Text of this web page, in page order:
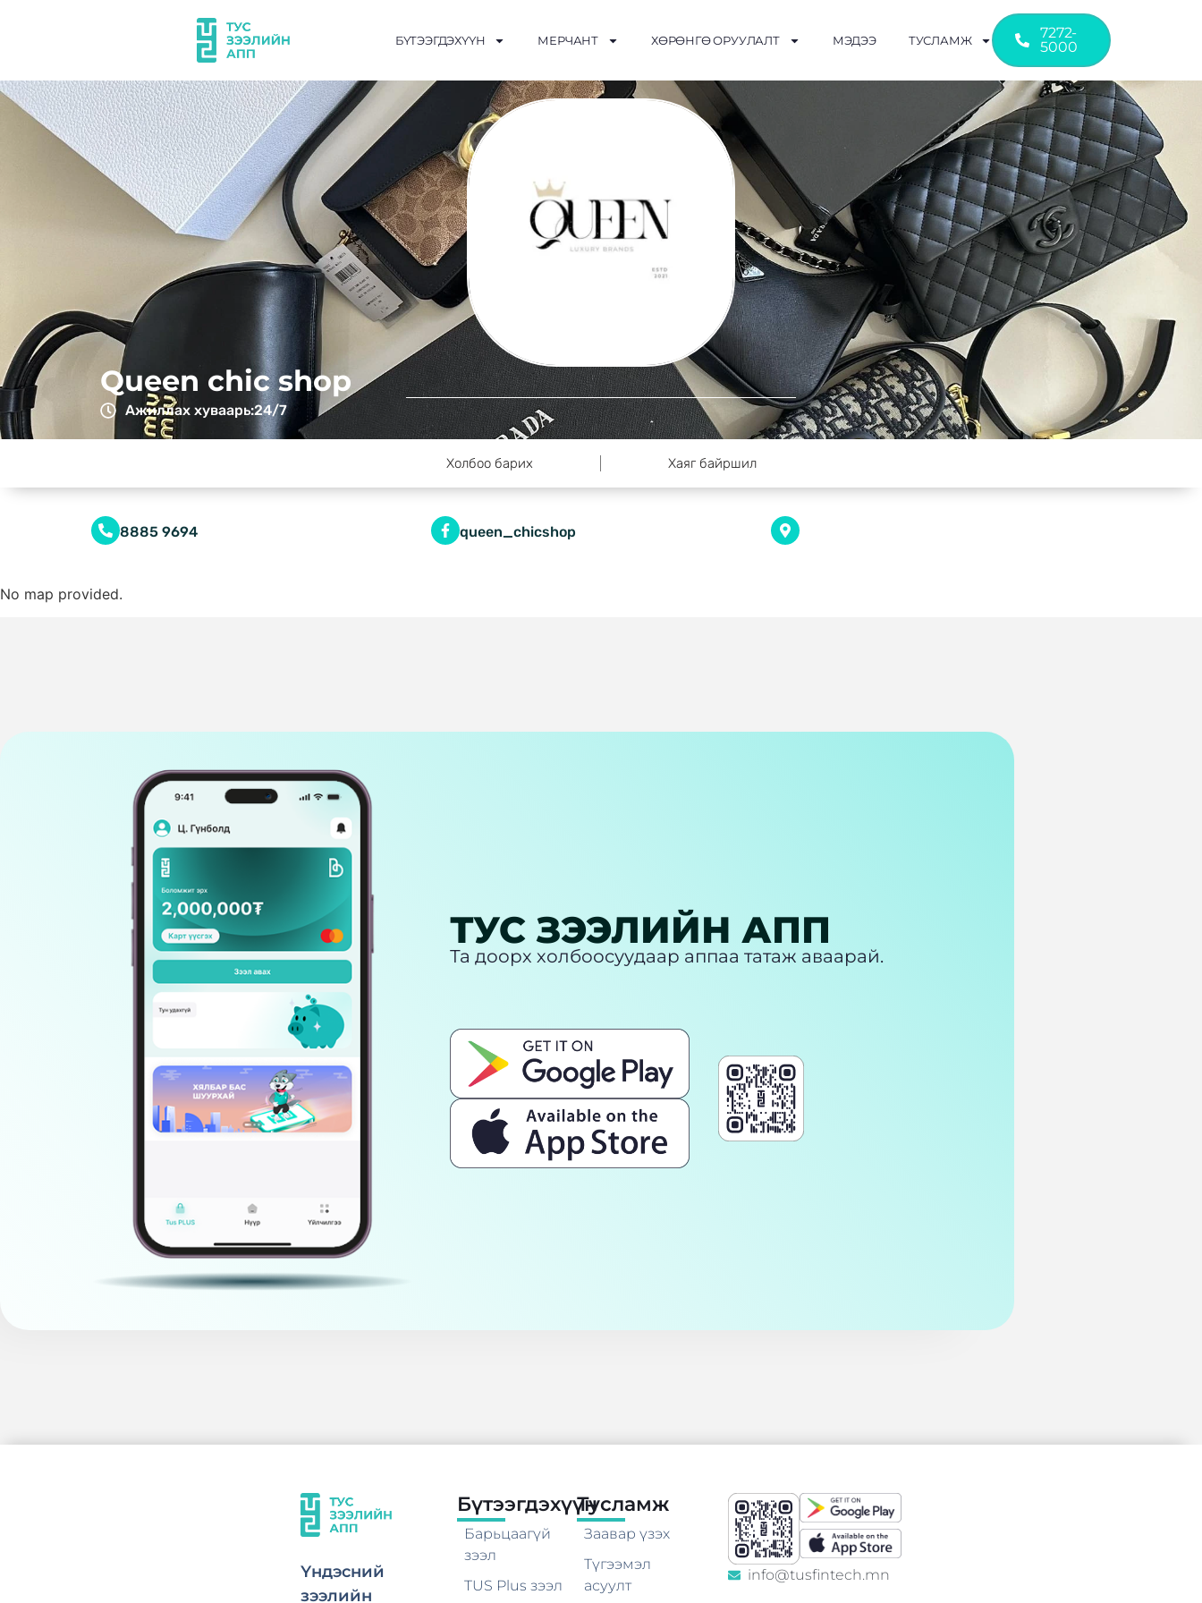
БҮТЭЭГДЭХҮҮН МЕРЧАНТ ХӨРӨНГӨ ОРУУЛАЛТ МЭДЭЭ ТУСЛАМЖ
7272-
5000
Queen chic shop
Ажиллах хуваарь:24/7
Холбоо барих Хаяг байршил
8885 9694 queen_chicshop
No map provided.
ТУС ЗЭЭЛИЙН АПП
Та доорх холбоосуудаар аппаа татаж аваарай.
Үндэсний
зээлийн
Бүтээгдэхүүн
Барьцаагүй
зээл
TUS Plus зээл
Тусламж
Заавар үзэх
Түгээмэл
асуулт
info@tusfintech.mn